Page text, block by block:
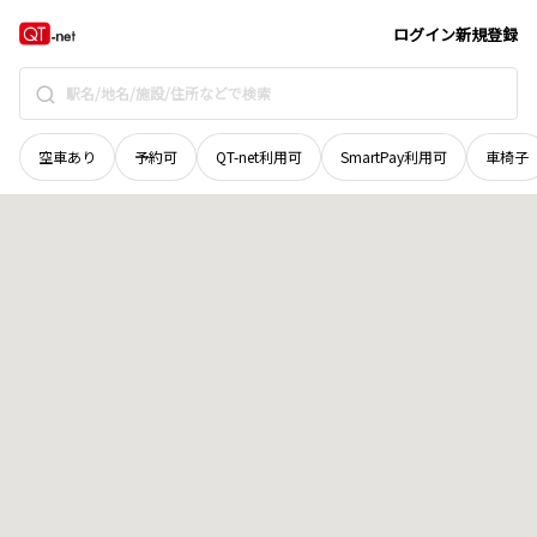
ログイン新規登録
空車あり 予約可 QT-net利用可 SmartPay利用可 車椅子
広島県